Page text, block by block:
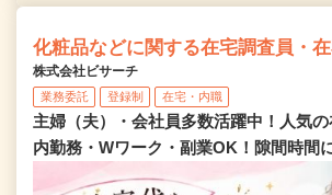
化粧品などに関する在宅調査員・
株式会社ビサーチ
業務委託 登録制 在宅・内職
主婦（夫）・会社員多数活躍中！人気
内勤務・Wワーク・副業OK！隙間時間